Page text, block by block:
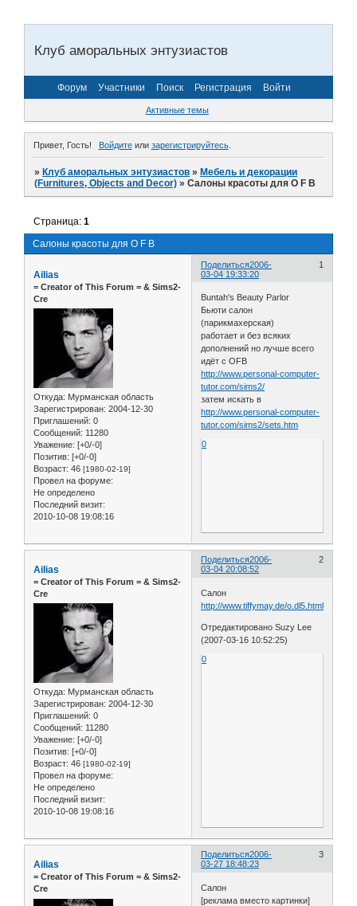
Клуб аморальных энтузиастов
Форум Участники Поиск Регистрация Войти
Активные темы
Привет, Гость! Войдитеили зарегистрируйтесь.
»Клуб аморальных энтузиастов »Мебель и декорации
(Furnitures, Objects and Decor) »Салоны красоты для O F B
Салоны красоты для O F B
Страница:1
Поделиться 1
2006-
03-04 19:33:20
Ailias
= Сreator of This Forum = & Sims2-
Cre
Откуда: Мурманская область
Зарегистрирован: 2004-12-30
Приглашений: 0
Сообщений: 11280
Уважение: [+0/-0]
Позитив: [+0/-0]
Возраст: 46 [1980-02-19]
Провел на форуме:
Не определено
Последний визит:
2010-10-08 19:08:16
Buntah's Beauty Parlor
Бьюти салон
(парикмахерская)
работает и без всяких
дополнений но лучше всего
идёт с OFB
http://www.personal-computer-
tutor.com/sims2/
затем искать в
http://www.personal-computer-
tutor.com/sims2/sets.htm
0
Поделиться 2
2006-
03-04 20:08:52
Ailias
= Сreator of This Forum = & Sims2-
Cre
Откуда: Мурманская область
Зарегистрирован: 2004-12-30
Приглашений: 0
Сообщений: 11280
Уважение: [+0/-0]
Позитив: [+0/-0]
Возраст: 46 [1980-02-19]
Провел на форуме:
Не определено
Последний визит:
2010-10-08 19:08:16
Салон
http://www.tiffymay.de/o.dl5.html
Отредактировано Suzy Lee
(2007-03-16 10:52:25)
0
Поделиться 3
2006-
03-27 18:48:23
Ailias
= Сreator of This Forum = & Sims2-
Cre
Салон
[реклама вместо картинки]